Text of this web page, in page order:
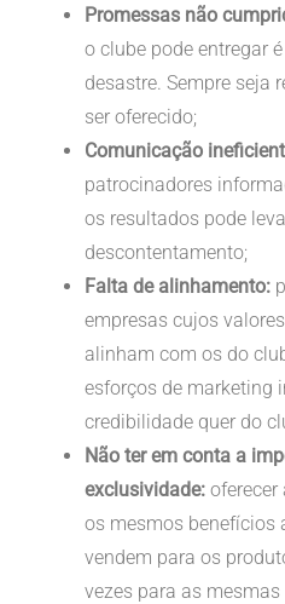
Promessas não
o clube pode entregar
desastre. Sempre seja
ser oferecido;
Comunicação
patrocinadores
os resultados pode
descontentamento;
Falta de alinhamento:
empresas cujos
alinham com os do
esforços de marketing
credibilidade quer do
Não ter em conta a
exclusividade:
os mesmos benefícios
vendem para os
vezes para as